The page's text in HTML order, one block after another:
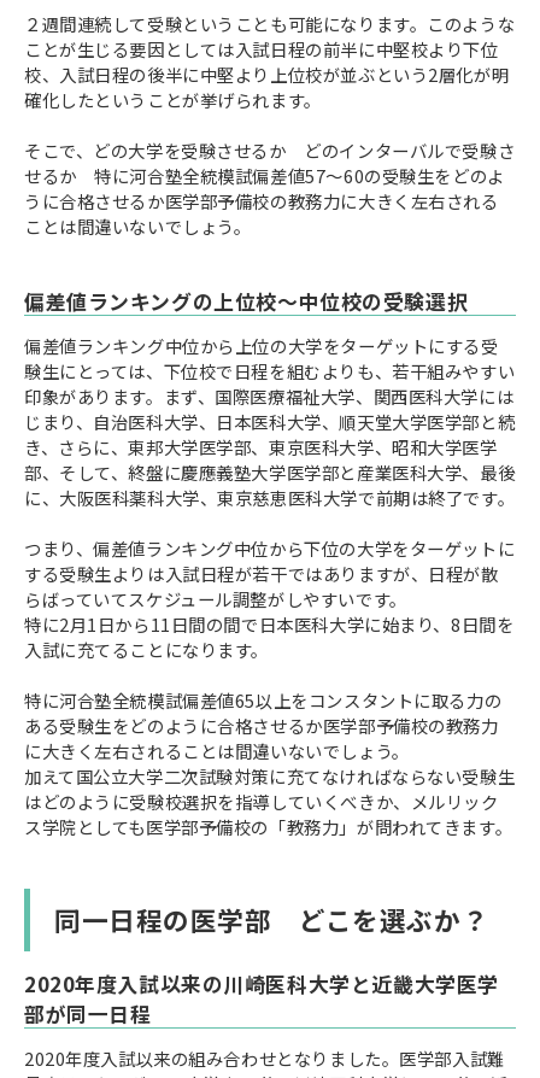
２週間連続して受験ということも可能になります。このような
ことが生じる要因としては入試日程の前半に中堅校より下位
校、入試日程の後半に中堅より上位校が並ぶという2層化が明
確化したということが挙げられます。
そこで、どの大学を受験させるか どのインターバルで受験さ
せるか 特に河合塾全統模試偏差値57～60の受験生をどのよ
うに合格させるか医学部予備校の教務力に大きく左右される
ことは間違いないでしょう。
偏差値ランキングの上位校〜中位校の受験選択
偏差値ランキング中位から上位の大学をターゲットにする受
験生にとっては、下位校で日程を組むよりも、若干組みやすい
印象があります。まず、国際医療福祉大学、関西医科大学には
じまり、自治医科大学、日本医科大学、順天堂大学医学部と続
き、さらに、東邦大学医学部、東京医科大学、昭和大学医学
部、そして、終盤に慶應義塾大学医学部と産業医科大学、最後
に、大阪医科薬科大学、東京慈恵医科大学で前期は終了です。
つまり、偏差値ランキング中位から下位の大学をターゲットに
する受験生よりは入試日程が若干ではありますが、日程が散
らばっていてスケジュール調整がしやすいです。
特に2月1日から11日間の間で日本医科大学に始まり、8日間を
入試に充てることになります。
特に河合塾全統模試偏差値65以上をコンスタントに取る力の
ある受験生をどのように合格させるか医学部予備校の教務力
に大きく左右されることは間違いないでしょう。
加えて国公立大学二次試験対策に充てなければならない受験生
はどのように受験校選択を指導していくべきか、メルリック
ス学院としても医学部予備校の「教務力」が問われてきます。
同一日程の医学部 どこを選ぶか？
2020年度入試以来の川崎医科大学と近畿大学医学
部が同一日程
2020年度入試以来の組み合わせとなりました。医学部入試難